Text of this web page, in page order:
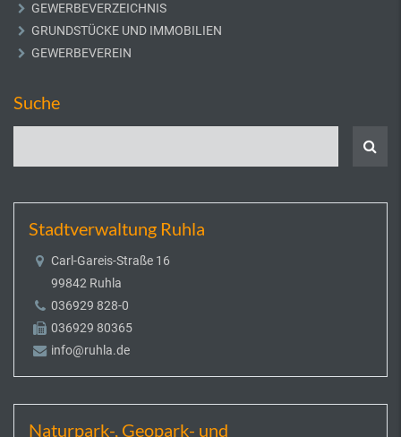
GEWERBEVERZEICHNIS
GRUNDSTÜCKE UND IMMOBILIEN
GEWERBEVEREIN
Suche
Stadtverwaltung Ruhla
Carl-Gareis-Straße 16
99842 Ruhla
036929 828-0
036929 80365
info@ruhla.de
Naturpark-, Geopark- und